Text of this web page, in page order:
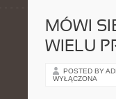
MÓWI
WIELU
POSTED BY
WYŁĄCZONA